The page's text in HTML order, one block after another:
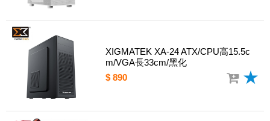
XIGMATEK XA-24 ATX/CPU高15.5c
m/VGA長33cm/黑化
$ 890